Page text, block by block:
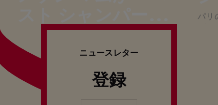
ュ セラー見学ツア
ー」を受賞
パリ
ニュースレター
登録